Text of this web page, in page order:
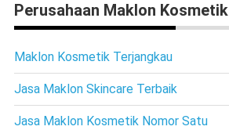
Perusahaan Maklon Kosmetik
Maklon Kosmetik Terjangkau
Jasa Maklon Skincare Terbaik
Jasa Maklon Kosmetik Nomor Satu